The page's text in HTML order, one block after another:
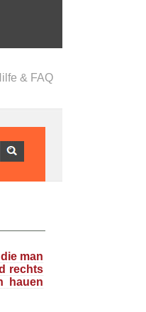
& FAQ
man
rechts
hauen